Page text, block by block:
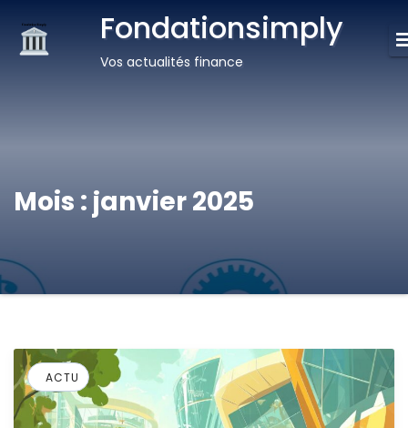
Fondationsimply
Vos actualités finance
Mois : janvier 2025
ACTU